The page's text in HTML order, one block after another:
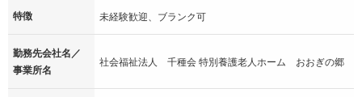
特徴 未経験歓迎、ブランク可
勤務先会社名／
事業所名
社会福祉法人 千種会 特別養護老人ホーム おおぎの郷